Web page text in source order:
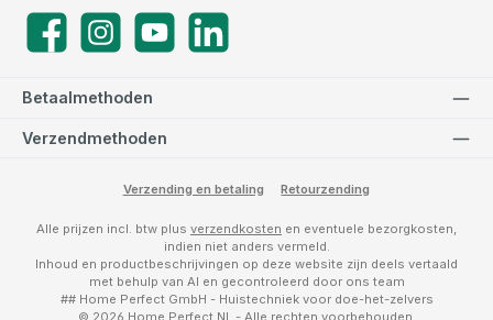
Betaalmethoden
Verzendmethoden
FacebookInstagramYouTube
Verzending en betaling Retourzending
Alle prijzen incl. btw plus verzendkosten en eventuele bezorgkosten,
indien niet anders vermeld.
Inhoud en productbeschrijvingen op deze website zijn deels vertaald
met behulp van AI en gecontroleerd door ons team
## Home Perfect GmbH - Huistechniek voor doe-het-zelvers
© 2026 Home Perfect NL - Alle rechten voorbehouden.